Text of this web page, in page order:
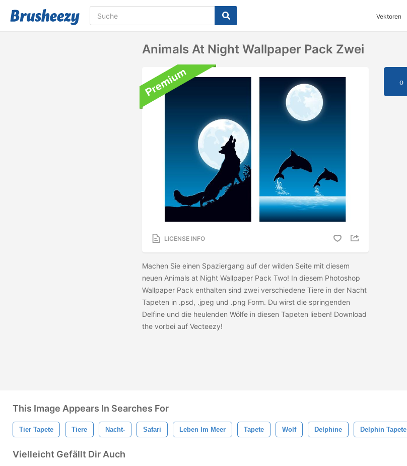
Vektoren
Animals At Night Wallpaper Pack Zwei
LICENSE INFO
Machen Sie einen Spaziergang auf der wilden Seite mit diesem
neuen Animals at Night Wallpaper Pack Two! In diesem Photoshop
Wallpaper Pack enthalten sind zwei verschiedene Tiere in der Nacht
Tapeten in .psd, .jpeg und .png Form. Du wirst die springenden
Delfine und die heulenden Wölfe in diesen Tapeten lieben! Download
the vorbei auf Vecteezy!
This Image Appears In Searches For
Tier Tapete Tiere Nacht- Safari Leben Im Meer Tapete Wolf Delphine Delphin Tapete
Vielleicht Gefällt Dir Auch